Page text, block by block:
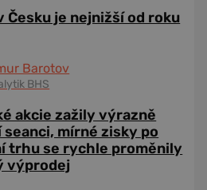
Česku je nejnižší od roku
Barotov
BHS
akcie zažily výrazně
mírné zisky po
trhu se rychle proměnily
výprodej